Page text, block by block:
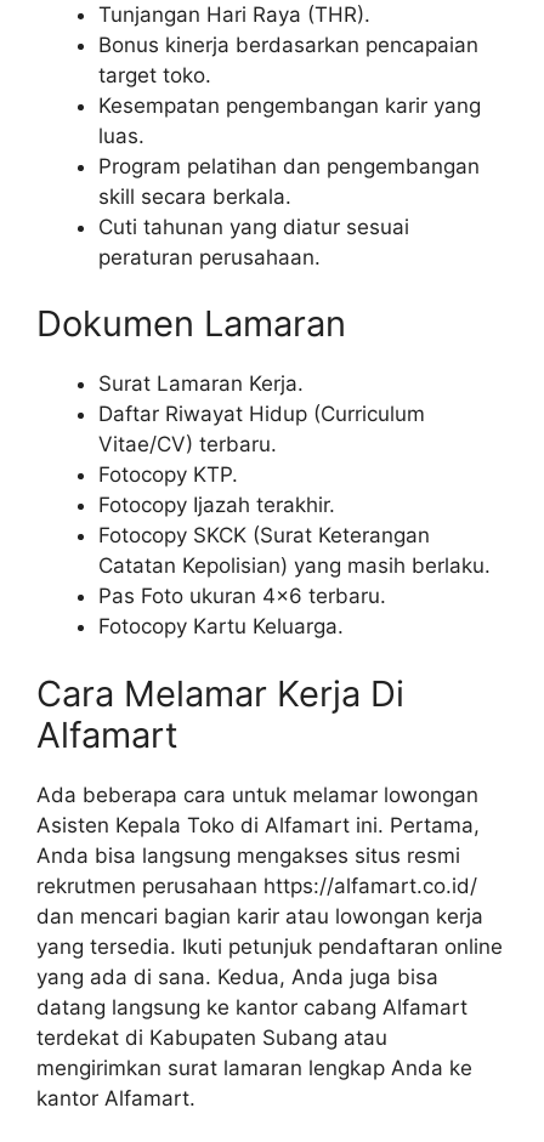
Tunjangan Hari Raya (THR).
Bonus kinerja berdasarkan pencapaian
target toko.
Kesempatan pengembangan karir yang
luas.
Program pelatihan dan pengembangan
skill secara berkala.
Cuti tahunan yang diatur sesuai
peraturan perusahaan.
Dokumen Lamaran
Surat Lamaran Kerja.
Daftar Riwayat Hidup (Curriculum
Vitae/CV) terbaru.
Fotocopy KTP.
Fotocopy Ijazah terakhir.
Fotocopy SKCK (Surat Keterangan
Catatan Kepolisian) yang masih berlaku.
Pas Foto ukuran 4×6 terbaru.
Fotocopy Kartu Keluarga.
Cara Melamar Kerja Di
Alfamart
Ada beberapa cara untuk melamar lowongan
Asisten Kepala Toko di Alfamart ini. Pertama,
Anda bisa langsung mengakses situs resmi
rekrutmen perusahaan https://alfamart.co.id/
dan mencari bagian karir atau lowongan kerja
yang tersedia. Ikuti petunjuk pendaftaran online
yang ada di sana. Kedua, Anda juga bisa
datang langsung ke kantor cabang Alfamart
terdekat di Kabupaten Subang atau
mengirimkan surat lamaran lengkap Anda ke
kantor Alfamart.